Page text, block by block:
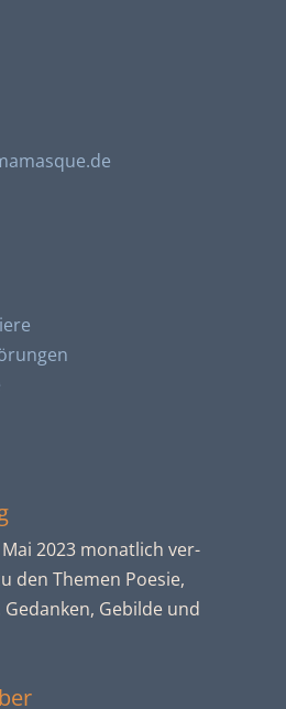
2023 monatlich ver­
den Themen Poesie,
Gebilde und